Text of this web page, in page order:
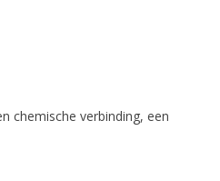
chemische verbinding, een